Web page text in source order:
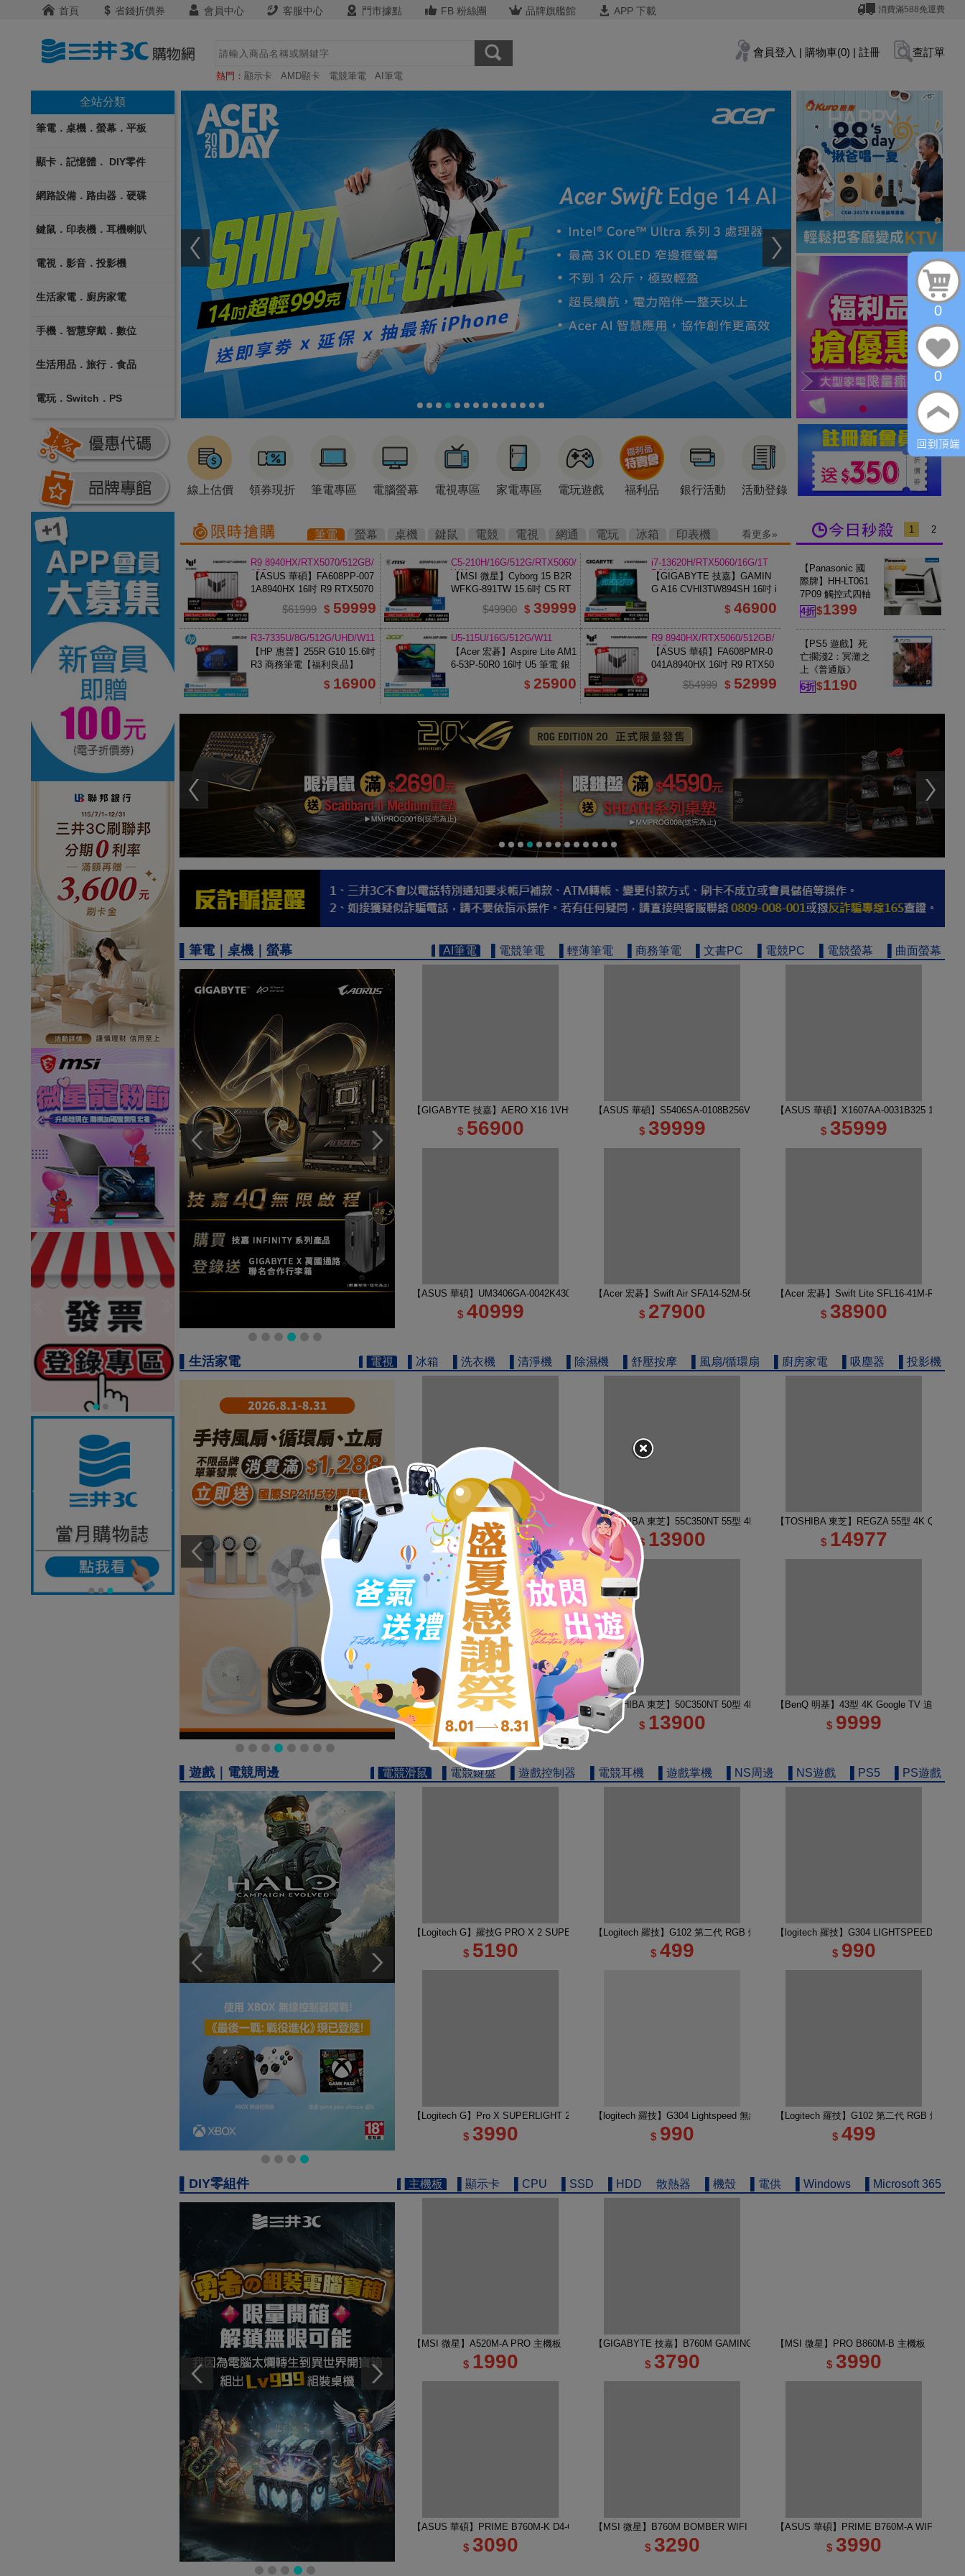
首頁 省錢折價券 會員中心 客服中心 門市據點 FB 粉絲團 品牌旗艦館 APP 下載 消費滿588免運費
會員登入 | 購物車(0) | 註冊 查訂單
全站分類
筆電．桌機．螢幕．平板
顯卡．記憶體． DIY零件
網路設備．路由器．硬碟
鍵鼠．印表機．耳機喇叭
電視．影音．投影機
生活家電．廚房家電
手機．智慧穿戴．數位
生活用品．旅行．食品
電玩．Switch．PS
熱門： 顯示卡 AMD顯卡 電競筆電 AI筆電
線上估價 領券現折 筆電專區 電腦螢幕 電視專區 家電專區 電玩遊戲 福利品 銀行活動 活動登錄
筆電 螢幕 桌機 鍵鼠 電競 電視 網通 電玩 冰箱 印表機 看更多
R9 8940HX/RTX5070/512GB/
16G
【ASUS 華碩】FA608PP-007
1A8940HX 16吋 R9 RTX5070
電競筆電
$61999 $ 59999
C5-210H/16G/512G/RTX5060/
W11
【MSI 微星】Cyborg 15 B2R
WFKG-891TW 15.6吋 C5 RT
X5060 電競筆電
$49900 $ 39999
i7-13620H/RTX5060/16G/1T
B/W11
【GIGABYTE 技嘉】GAMIN
G A16 CVHI3TW894SH 16吋 i
7 RTX5060 電競筆電 鋼鐵黑
$ 46900
R3-7335U/8G/512G/UHD/W11
【HP 惠普】255R G10 15.6吋
R3 商務筆電【福利良品】
$ 16900
U5-115U/16G/512G/W11
【Acer 宏碁】Aspire Lite AM1
6-53P-50R0 16吋 U5 筆電 銀
$ 25900
R9 8940HX/RTX5060/512GB/
16G
【ASUS 華碩】FA608PMR-0
041A8940HX 16吋 R9 RTX50
60 電競筆電
$54999 $ 52999
1 2
【Panasonic 國
際牌】HH-LT061
7P09 觸控式四軸
旋轉LED檯燈｜
灰色【福利良
品】
4折$1399
【PS5 遊戲】死
亡擱淺2：冥灘之
上《普通版》
6折$1190
▌筆電｜桌機｜螢幕 ▌AI筆電 ▌電競筆電 ▌輕薄筆電 ▌商務筆電 ▌文書PC ▌電競PC ▌電競螢幕 ▌曲面螢幕
【GIGABYTE 技嘉】AERO X16 1VH93TWC94DH 16吋 R7 RTX5060 AI電競筆電｜幻月白
$ 56900
【ASUS 華碩】S5406SA-0108B256V 14吋 OLED AI 筆電 迷霧藍
$ 39999
【ASUS 華碩】X1607AA-0031B325 16吋
$ 35999
【ASUS 華碩】UM3406GA-0042K430H 14吋 R5 AI筆電 玉石黑
$ 40999
【Acer 宏碁】Swift Air SFA14-52M-56KA 14吋 U5 極輕薄筆電 銀色
$ 27900
【Acer 宏碁】Swift Lite SFL16-41M-R7Z8
$ 38900
▌生活家電 ▌電視 ▌冰箱 ▌洗衣機 ▌清淨機 ▌除濕機 ▌舒壓按摩 ▌風扇/循環扇 ▌廚房家電 ▌吸塵器 ▌投影機
【TOSHIBA 東芝】REGZA 50型 4K QLED Google TV 50M450NT液晶顯示器｜含壁掛安裝
$ 16900
【TOSHIBA 東芝】55C350NT 55型 4K Google TV 液晶顯示器｜含壁掛(固定式)+安裝
$ 13900
【TOSHIBA 東芝】REGZA 55型 4K QLED
$ 14977
【TOSHIBA 東芝】REGZA 65型 4K QLED Google TV 65M450NT液晶顯示器｜含壁掛安裝+架子
$ 19999
【TOSHIBA 東芝】50C350NT 50型 4K Google TV 液晶顯示器｜含基本安裝
$ 13900
【BenQ 明基】43型 4K Google TV 追劇護
$ 9999
▌遊戲｜電競周邊 ▌電競滑鼠 ▌電競鍵盤 ▌遊戲控制器 ▌電競耳機 ▌遊戲掌機 ▌NS周邊 ▌NS遊戲 ▌PS5 ▌PS遊戲
【Logitech G】羅技G PRO X 2 SUPERSTRIKE 無線類比遊戲滑鼠
$ 5190
【Logitech 羅技】G102 第二代 RGB 炫彩遊戲滑鼠 黑
$ 499
【logitech 羅技】G304 LIGHTSPEED 無線
$ 990
【Logitech G】Pro X SUPERLIGHT 2 DEX 無線輕量化遊戲滑鼠 黑色
$ 3990
【logitech 羅技】G304 Lightspeed 無線電競遊戲滑鼠 莫藍紫
$ 990
【Logitech 羅技】G102 第二代 RGB 炫彩遊
$ 499
▌DIY零組件 ▌主機板 ▌顯示卡 ▌CPU ▌SSD ▌HDD 散熱器 ▌機殼 ▌電供 ▌Windows ▌Microsoft 365
【MSI 微星】A520M-A PRO 主機板
$ 1990
【GIGABYTE 技嘉】B760M GAMING PLUS WIFI DDR4 主機板
$ 3790
【MSI 微星】PRO B860M-B 主機板
$ 3990
【ASUS 華碩】PRIME B760M-K D4-CSM 主機板
$ 3090
【MSI 微星】B760M BOMBER WIFI DDR5 INTEL主機板
$ 3290
【ASUS 華碩】PRIME B760M-A WIFI-CSM
$ 3990
0
0